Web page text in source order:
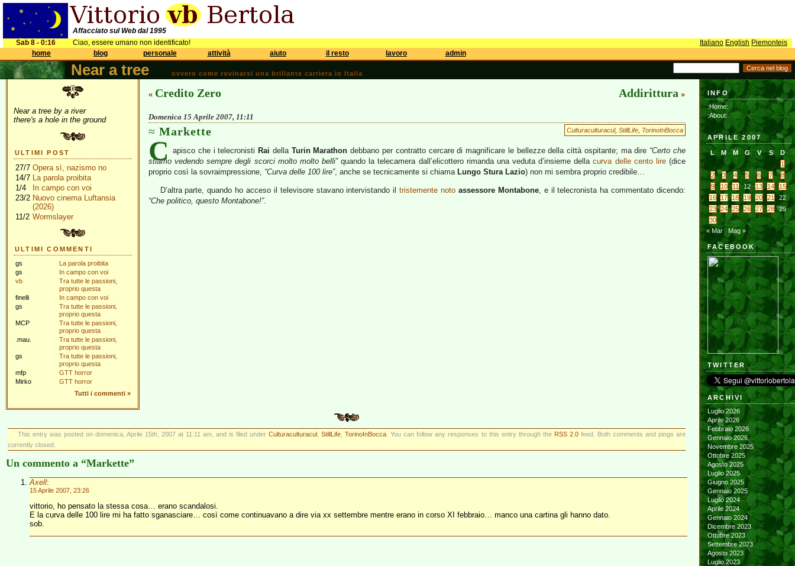
Affacciato sul Web dal 1995
Sab 8 - 0:16
Ciao, essere umano non identificato! Italiano English Piemonteis
home
blog personale attività aiuto il resto lavoro admin
Near a tree ovvero come rovinarsi una brillante carriera in Italia
Near a tree by a river
there's a hole in the ground
ULTIMI POST
27/7 Opera sì, nazismo no
14/7 La parola proibita
1/4
In campo con voi
23/2 Nuovo cinema Luftansia
(2026)
11/2 Wormslayer
ULTIMI COMMENTI
gs
La parola proibita
gs
In campo con voi
vb
Tra tutte le passioni,
proprio questa
finelli
In campo con voi
gs
Tra tutte le passioni,
proprio questa
MCP
Tra tutte le passioni,
proprio questa
.mau.
Tra tutte le passioni,
proprio questa
gs
Tra tutte le passioni,
proprio questa
mfp
GTT horror
Mirko
GTT horror
Tutti i commenti »
« Credito Zero Addirittura »
Domenica 15 Aprile 2007, 11:11
Culturaculturacul, StillLife TorinoInBocca
Markette
C apisco che i telecronisti Rai della Turin Marathon debbano per contratto cercare di magnificare le bellezze della città ospitante; ma dire “Certo che
stiamo vedendo sempre degli scorci molto molto belli”quando la telecamera dall’elicottero rimanda una veduta d’insieme dellacurva delle cento lire(dice
proprio così la sovraimpressione, “Curva delle 100 lire”, anche se tecnicamente si chiama Lungo Stura Lazio) non mi sembra proprio credibile…
D’altra parte, quando ho acceso il televisore stavano intervistando iltristemente noto assessore Montabone, e il telecronista ha commentato dicendo:
“Che politico, questo Montabone!”.
This entry was posted on domenica, Aprile 15th, 2007 at 11:11 am, and is filed underCulturaculturacul ,StillLife ,TorinoInBocca . You can follow any responses to this entry through the RSS 2.0feed. Both comments and pings are
currently closed.
Un commento a “Markette”
Axell:
15 Aprile 2007, 23:26
vittorio, ho pensato la stessa cosa… erano scandalosi.
E la curva delle 100 lire mi ha fatto sganasciare… così come continuavano a dire via xx settembre mentre erano in corso XI febbraio… manco una cartina gli hanno dato.
sob.
INFO
:Home:
:About:
APRILE 2007
L M M G V S
D
1
2
3 4 5 6 7
8
9
10 11 12 13 14
15
16
17 18 19 20 21
22
23
24 25 26 27 28
29
30
« Mar
Mag »
FACEBOOK
TWITTER
ARCHIVI
Luglio 2026
Aprile 2026
Febbraio 2026
Gennaio 2026
Novembre 2025
Ottobre 2025
Agosto 2025
Luglio 2025
Giugno 2025
Gennaio 2025
Luglio 2024
Aprile 2024
Gennaio 2024
Dicembre 2023
Ottobre 2023
Settembre 2023
Agosto 2023
Luglio 2023